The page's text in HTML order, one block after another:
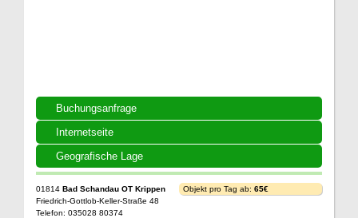
Buchungsanfrage
Internetseite
Geografische Lage
01814 Bad Schandau OT Krippen
Friedrich-Gottlob-Keller-Straße 48
Telefon: 035028 80374
Objekt pro Tag ab: 65€